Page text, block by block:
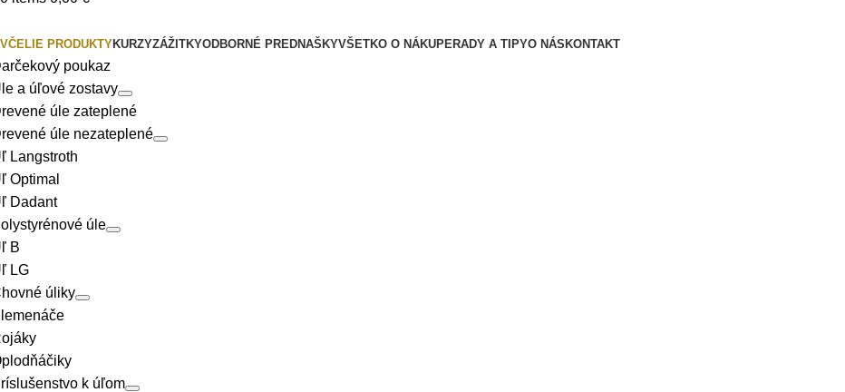
VČELIE PRODUKTYKURZYZÁŽITKYODBORNÉ PREDNAŠKYVŠETKO O NÁKUPE RADY A TIPYO NÁS KONTAKT
poukaz
a úľové zostavy
úle zateplené
úle nezateplené
Langstroth
Optimal
Dadant
úle
B
LG
úliky
k úľom